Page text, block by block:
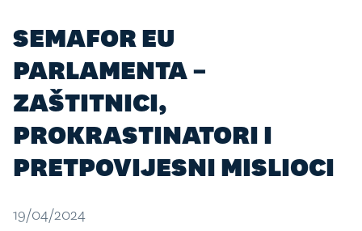
SEMAFOR EU
PARLAMENTA –
ZAŠTITNICI,
PROKRASTINATORI I
PRETPOVIJESNI MISLIOCI
19/04/2024